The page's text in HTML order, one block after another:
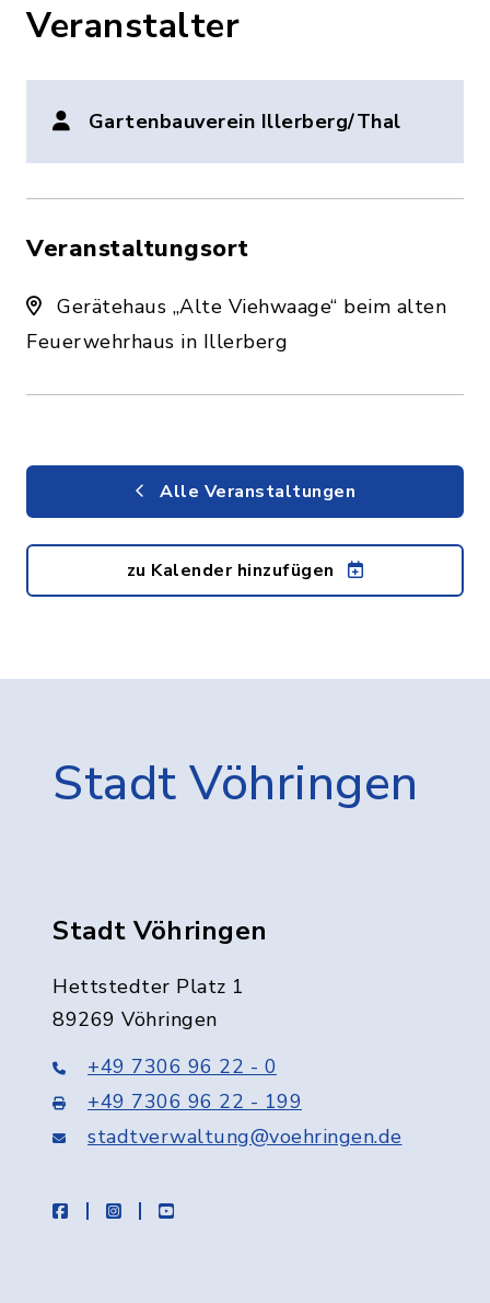
Veranstalter
Gartenbauverein Illerberg/Thal
Veranstaltungsort
Gerätehaus „Alte Viehwaage“ beim alten
Feuerwehrhaus in Illerberg
Alle Veranstaltungen
zu Kalender hinzufügen
Stadt Vöhringen
Stadt Vöhringen
Hettstedter Platz 1
89269 Vöhringen
+49 7306 96 22 - 0
+49 7306 96 22 - 199
stadtverwaltung@voehringen.de
facebookinstagramyoutube